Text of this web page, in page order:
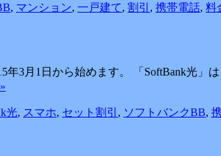
, マンション, 一戸建て, 割引 , 携帯電話, 料
年3月1日から始めます。 「SoftBank光
光, スマホ, セット割引 , ソフトバンクBB,